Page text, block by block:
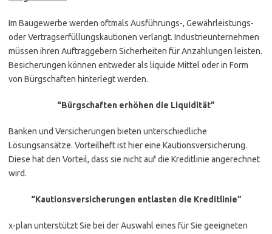
Im Baugewerbe werden oftmals Ausführungs-, Gewährleistungs-
oder Vertragserfüllungskautionen verlangt. Industrieunternehmen
müssen ihren Auftraggebern Sicherheiten für Anzahlungen leisten.
Besicherungen können entweder als liquide Mittel oder in Form
von Bürgschaften hinterlegt werden.
“Bürgschaften erhöhen die Liquidität”
Banken und Versicherungen bieten unterschiedliche
Lösungsansätze. Vorteilheft ist hier eine Kautionsversicherung.
Diese hat den Vorteil, dass sie nicht auf die Kreditlinie angerechnet
wird.
“Kautionsversicherungen entlasten die Kreditlinie”
x-plan unterstützt Sie bei der Auswahl eines für Sie geeigneten